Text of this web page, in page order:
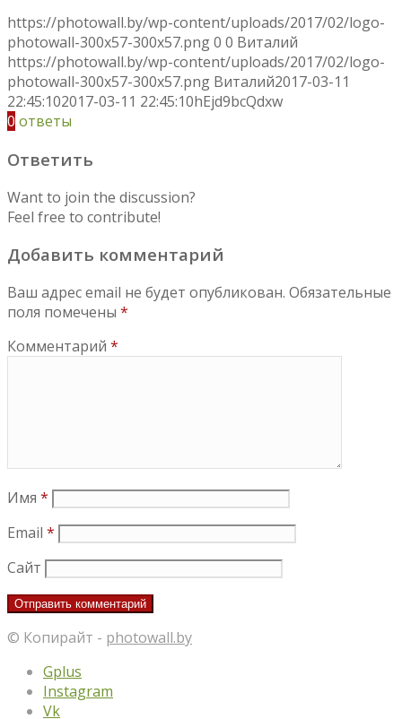
https://photowall.by/wp-content/uploads/2017/02/logo-
photowall-300x57-300x57.png0 0 Виталий
https://photowall.by/wp-content/uploads/2017/02/logo-
photowall-300x57-300x57.png Виталий2017-03-11
22:45:102017-03-11 22:45:10hEjd9bcQdxw
0 ответы
Ответить
Want to join the discussion?
Feel free to contribute!
Добавить комментарий
Ваш адрес email не будет опубликован. Обязательные
поля помечены *
Комментарий *
Имя *
Email *
Сайт
© Копирайт - photowall.by
Gplus
Instagram
Vk